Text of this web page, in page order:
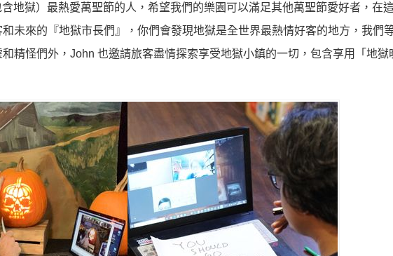
地獄）最熱愛萬聖節的人，希望我們的樂園可以滿足其他萬聖節愛好者，在
未來的『地獄市長們』，你們會發現地獄是全世界最熱情好客的地方，我們
精怪們外，John 也邀請旅客盡情探索享受地獄小鎮的一切，包含享用「地獄